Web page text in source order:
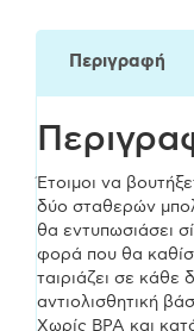
Περιγραφή
Έτοιμοι να
δύο σταθερών
θα εντυπωσιάσει
φορά που θα
ταιριάζει σε κάθε
αντιολισθητική
Χωρίς BPA και